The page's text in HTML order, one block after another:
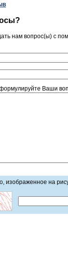
нам вопрос(ы) с
Ваши
изображенное на